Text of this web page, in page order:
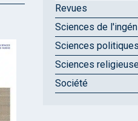
Revues
Sciences de
Sciences
Sciences
Société